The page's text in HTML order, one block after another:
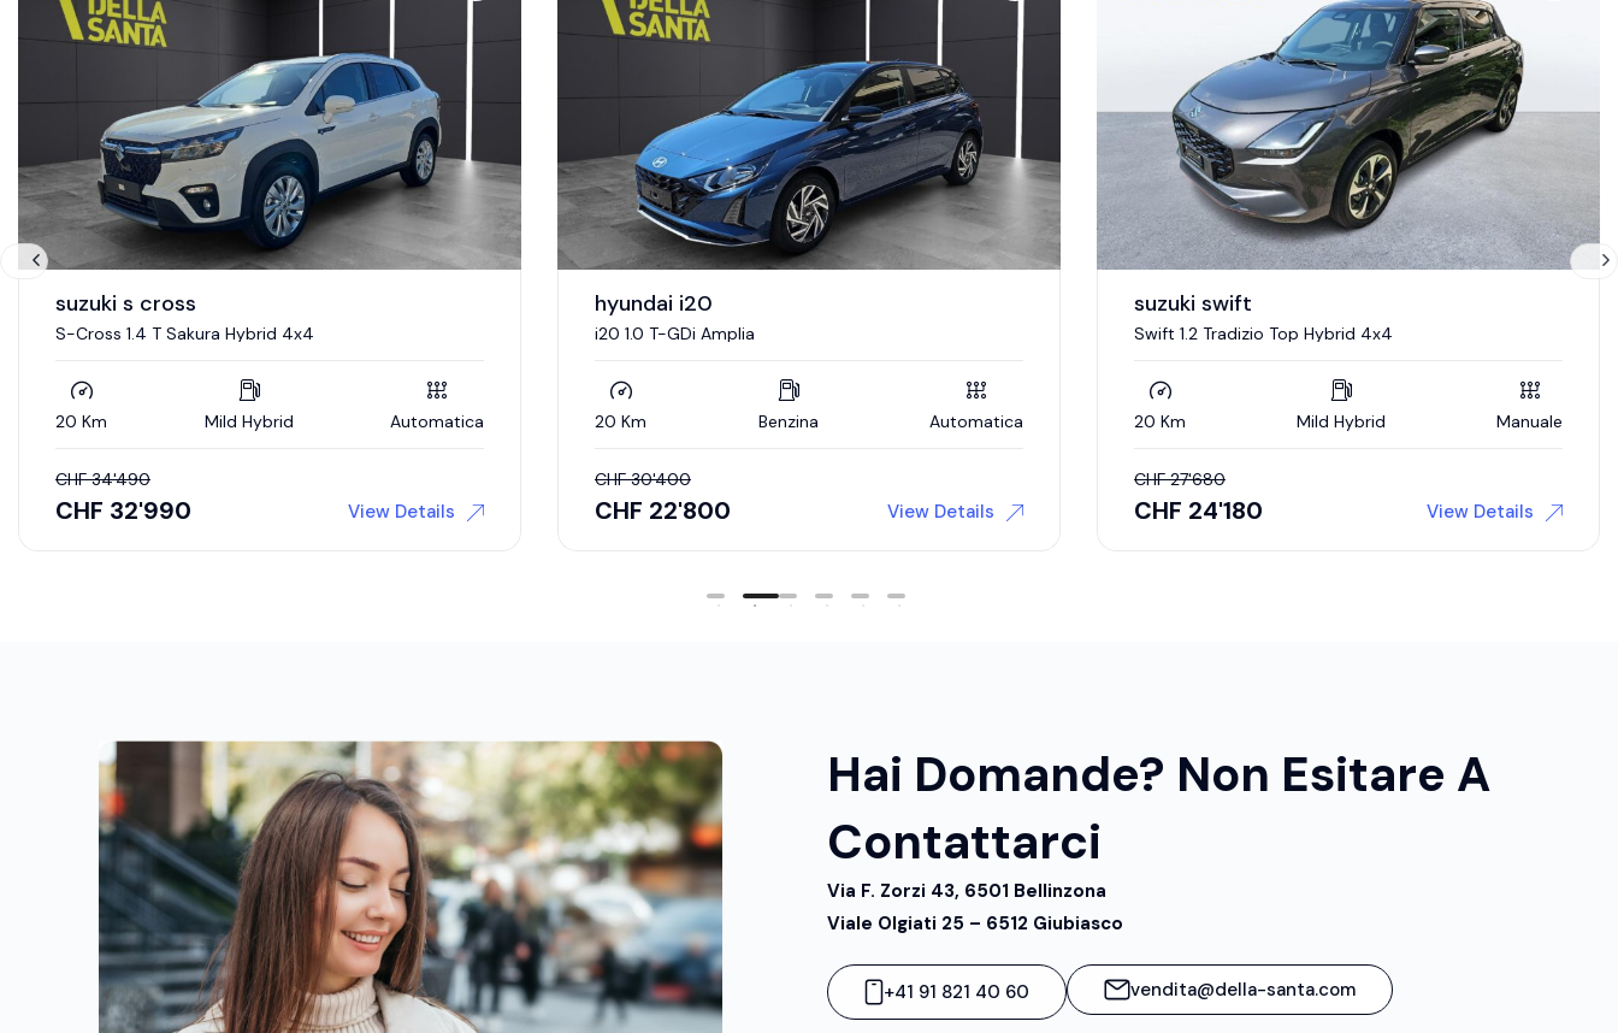
hyundai i20
i20 1.0 T-GDi Amplia
20 Km Benzina Automatica
CHF 30'400
CHF 22'800 View Details
suzuki swift
Swift 1.2 Tradizio Top Hybrid 4x4
20 Km Mild Hybrid Manuale
CHF 27'680
CHF 24'180 View Details
suzuki swift
Swift 1.2 Tradizio Hybrid 4x4
20 Km Mild Hybrid Manuale
CHF 26'180
CHF 22'680 View Details
Hai Domande? Non Esitare A
Contattarci
Via F. Zorzi 43, 6501 Bellinzona
Viale Olgiati 25 – 6512 Giubiasco
+41 91 821 40 60 vendita@della-santa.com